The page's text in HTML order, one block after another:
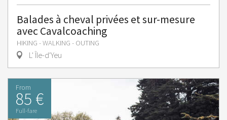
Balades à cheval privées et sur-mesure
avec Cavalcoaching
HIKING - WALKING - OUTING
L' Île-d'Yeu
From
85 €
Full-fare